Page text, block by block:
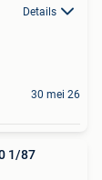
Details
30 mei 26
1/87